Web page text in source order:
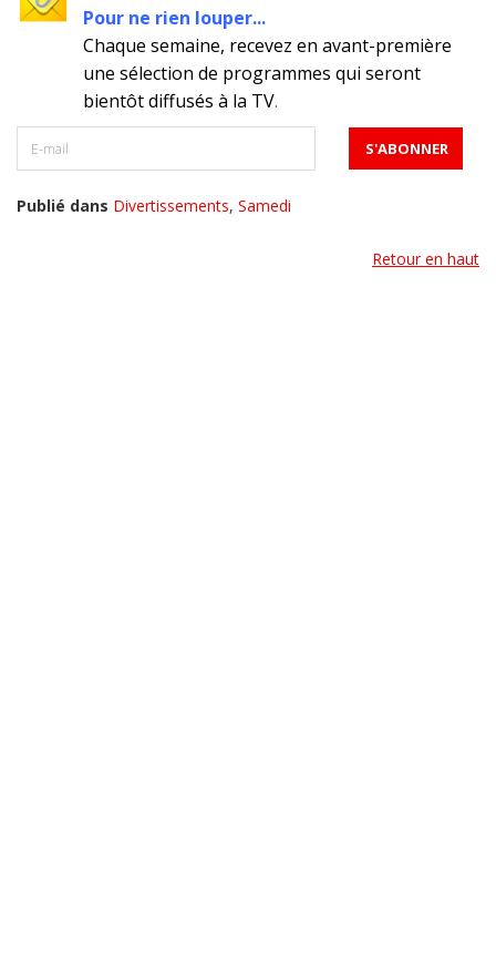
Pour ne rien louper...
Chaque semaine, recevez en avant-première
une sélection de programmes qui seront
bientôt diffusés à la TV.
Publié dans Divertissements, Samedi
Retour en haut